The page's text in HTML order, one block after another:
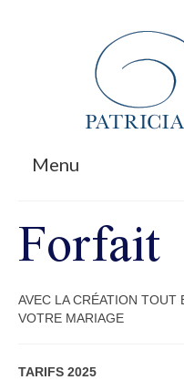
Menu
Forfait Mariage
Contact
M’appeler
Forfait
AVEC LA CRÉATION TOUT
VOTRE MARIAGE
TARIFS 2025